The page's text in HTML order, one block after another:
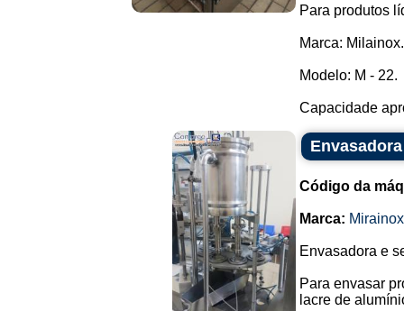
Para produtos
Marca: Milainox.
Modelo: M - 22.
Capacidade
Código da
Marca: Mirainox
Envasadora e
Para envasar
lacre de